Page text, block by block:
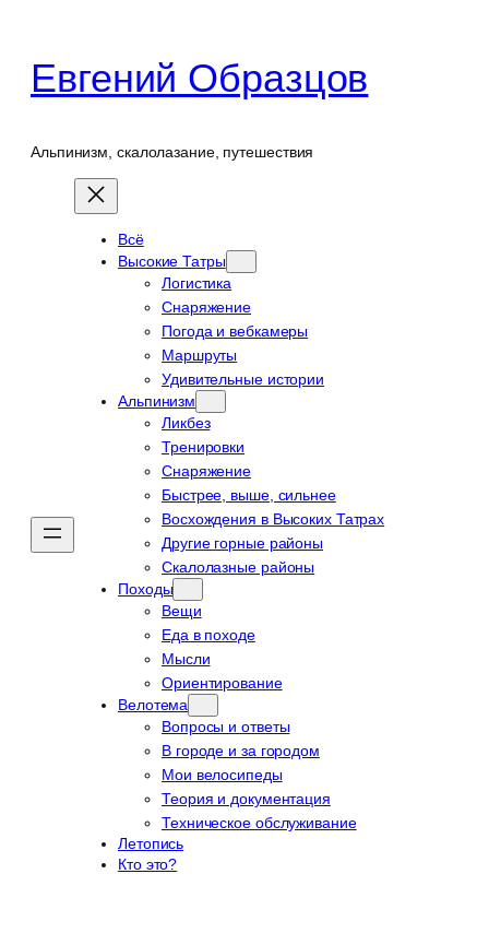
содержимому
Евгений Образцов
Альпинизм, скалолазание, путешествия
Всё
Высокие Татры
Логистика
Снаряжение
Погода и вебкамеры
Маршруты
Удивительные истории
Альпинизм
Ликбез
Тренировки
Снаряжение
Быстрее, выше, сильнее
Восхождения в Высоких Татрах
Другие горные районы
Скалолазные районы
Походы
Вещи
Еда в походе
Мысли
Ориентирование
Велотема
Вопросы и ответы
В городе и за городом
Мои велосипеды
Теория и документация
Техническое обслуживание
Летопись
Кто это?